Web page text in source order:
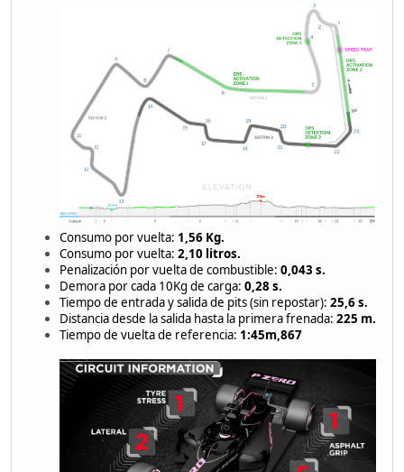
Consumo por vuelta: 1,56 Kg.
Consumo por vuelta: 2,10 litros.
Penalización por vuelta de combustible: 0,043 s.
Demora por cada 10Kg de carga: 0,28 s.
Tiempo de entrada y salida de pits (sin repostar): 25,6 s.
Distancia desde la salida hasta la primera frenada: 225 m.
Tiempo de vuelta de referencia: 1:45m,867